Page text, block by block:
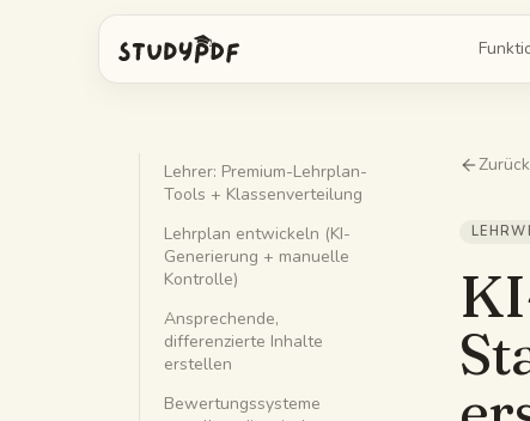
Bo alles fragen
Antworten aus deinen Folien, belegt
KI-
Image Occlusion
Verdeck die Labels auf einem Diagramm Erstell
Mindmaps
Zeig, wie diese Ideen zusammenhängen Fass
KI-Zusammenfassung KI-
Lehrer: Premium-Lehrplan-
Tools + Klassenverteilung
Lehrplan entwickeln (KI-
Generierung + manuelle
Kontrolle)
Ansprechende,
differenzierte Inhalte
erstellen
Bewertungssysteme